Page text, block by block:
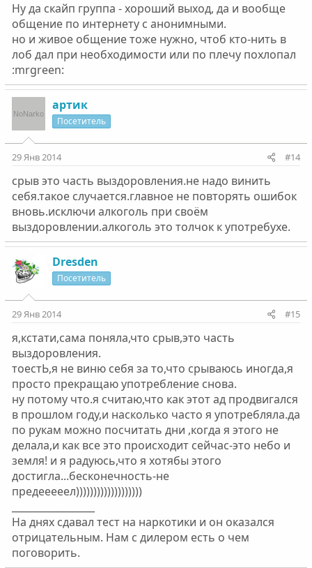
Ну да скайп группа - хороший выход, да и вообще
общение по интернету с анонимными.
но и живое общение тоже нужно, чтоб кто-нить в
лоб дал при необходимости или по плечу похлопал
:mrgreen:
артик
Посетитель
29 Янв 2014 #14
срыв это часть выздоровления.не надо винить
себя.такое случается.главное не повторять ошибок
вновь.исключи алкоголь при своём
выздоровлении.алкоголь это толчок к употребухе.
Dresden
Посетитель
29 Янв 2014 #15
я,кстати,сама поняла,что срыв,это часть
выздоровления.
тоестЬ,я не виню себя за то,что срываюсь иногда,я
просто прекращаю употребление снова.
ну потому что.я считаю,что как этот ад продвигался
в прошлом году,и насколько часто я употребляла.да
по рукам можно посчитать дни ,когда я этого не
делала,и как все это происходит сейчас-это небо и
земля! и я радуюсь,что я хотябы этого
достигла...бесконечность-не
предееееел)))))))))))))))))))
На днях сдавал тест на наркотики и он оказался
отрицательным. Нам с дилером есть о чем
поговорить.